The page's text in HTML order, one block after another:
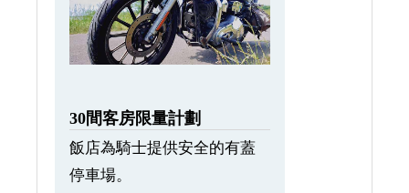
30間客房限量計劃
飯店為騎士提供安全的有蓋
停車場。